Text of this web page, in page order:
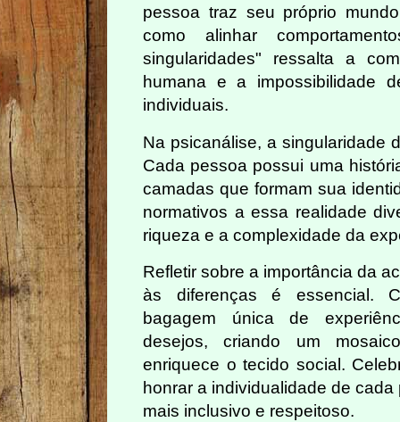
pessoa traz seu próprio
como alinhar
singularidades" ressalta a
humana e a impossibilidade
individuais.
Na psicanálise, a singularidade
Cada pessoa possui uma
camadas que formam sua
normativos a essa realidade
riqueza e a complexidade da
Refletir sobre a importância da
às diferenças é essencial.
bagagem única de
desejos, criando um
enriquece o tecido social.
honrar a individualidade de
mais inclusivo e respeitoso.